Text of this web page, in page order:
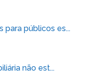
para públicos es...
não est...